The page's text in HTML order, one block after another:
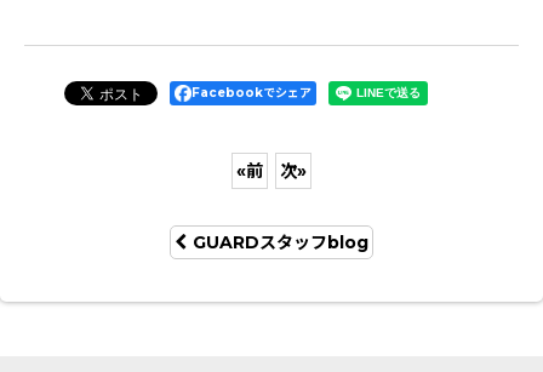
Facebookでシェア
«前 次»
GUARDスタッフblog